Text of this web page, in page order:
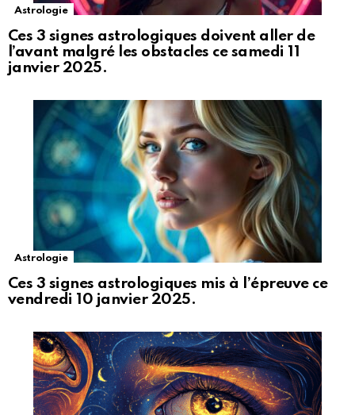
Astrologie
Ces 3 signes astrologiques doivent aller de
l’avant malgré les obstacles ce samedi 11
janvier 2025.
Astrologie
Ces 3 signes astrologiques mis à l’épreuve ce
vendredi 10 janvier 2025.